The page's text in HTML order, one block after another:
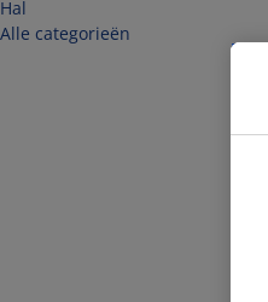
Hal
Alle categorieën